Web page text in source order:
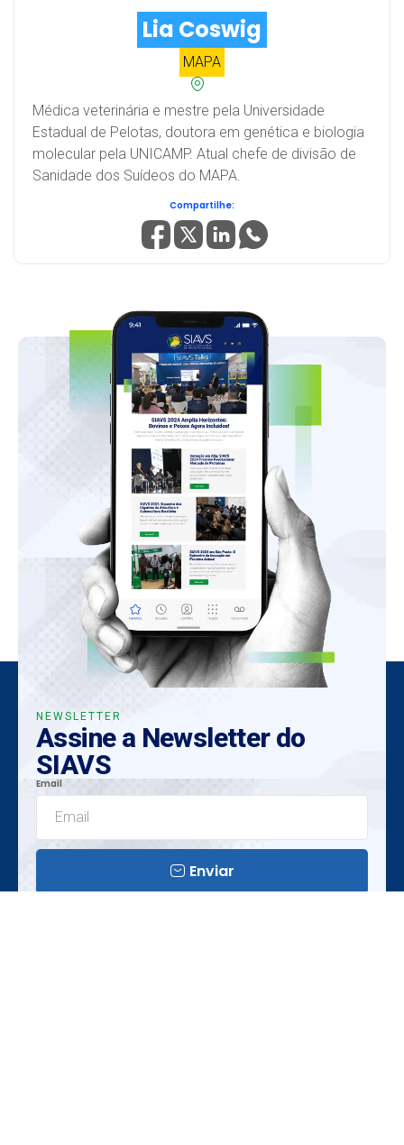
Lia Coswig
MAPA
Médica veterinária e mestre pela Universidade
Estadual de Pelotas, doutora em genética e biologia
molecular pela UNICAMP. Atual chefe de divisão de
Sanidade dos Suídeos do MAPA.
Compartilhe:
NEWSLETTER
Assine a Newsletter do
SIAVS
Email
Enviar